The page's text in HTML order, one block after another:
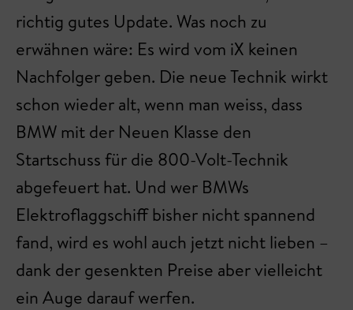
richtig gutes Update. Was noch zu
erwähnen wäre: Es wird vom iX keinen
Nachfolger geben. Die neue Technik wirkt
schon wieder alt, wenn man weiss, dass
BMW mit der Neuen Klasse den
Startschuss für die 800-Volt-Technik
abgefeuert hat. Und wer BMWs
Elektroflaggschiff bisher nicht spannend
fand, wird es wohl auch jetzt nicht lieben –
dank der gesenkten Preise aber vielleicht
ein Auge darauf werfen.